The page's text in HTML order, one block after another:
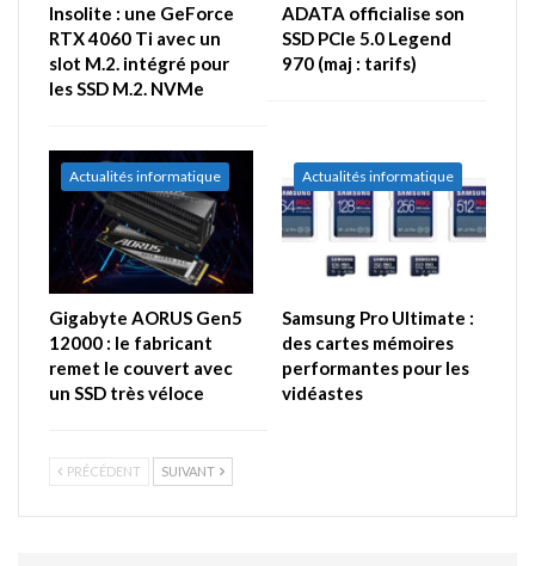
Insolite : une GeForce
RTX 4060 Ti avec un
slot M.2. intégré pour
les SSD M.2. NVMe
ADATA officialise son
SSD PCIe 5.0 Legend
970 (maj : tarifs)
Actualités informatique
Gigabyte AORUS Gen5
12000 : le fabricant
remet le couvert avec
un SSD très véloce
Actualités informatique
Samsung Pro Ultimate :
des cartes mémoires
performantes pour les
vidéastes
PRÉCÉDENT SUIVANT